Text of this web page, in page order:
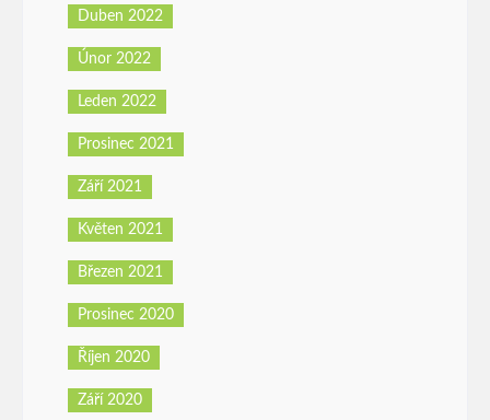
Duben 2022
Únor 2022
Leden 2022
Prosinec 2021
Září 2021
Květen 2021
Březen 2021
Prosinec 2020
Říjen 2020
Září 2020